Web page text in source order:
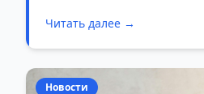
Читать далее →
Новости